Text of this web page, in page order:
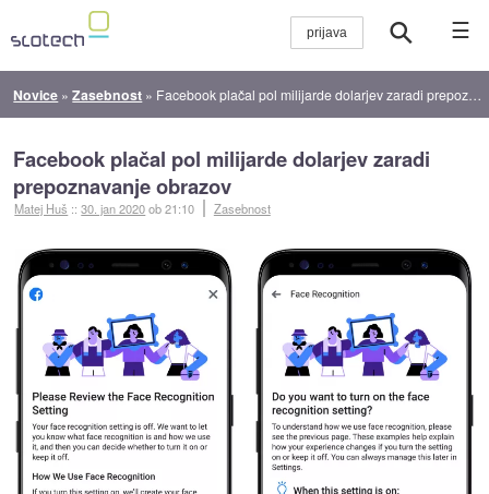
☰
Novice »Zasebnost » Facebook plačal pol milijarde dolarjev zaradi prepoznavanje obrazov
Facebook plačal pol milijarde dolarjev zaradi
prepoznavanje obrazov
Matej Huš ::30. jan 2020ob 21:10 Zasebnost